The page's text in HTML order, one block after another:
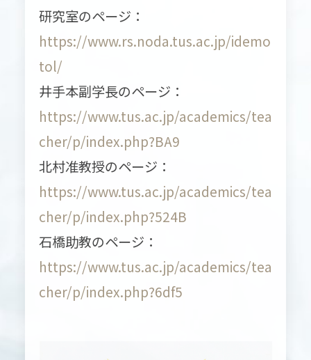
研究室のページ：
https://www.rs.noda.tus.ac.jp/idemo
tol/
井手本副学長のページ：
https://www.tus.ac.jp/academics/tea
cher/p/index.php?BA9
北村准教授のページ：
https://www.tus.ac.jp/academics/tea
cher/p/index.php?524B
石橋助教のページ：
https://www.tus.ac.jp/academics/tea
cher/p/index.php?6df5